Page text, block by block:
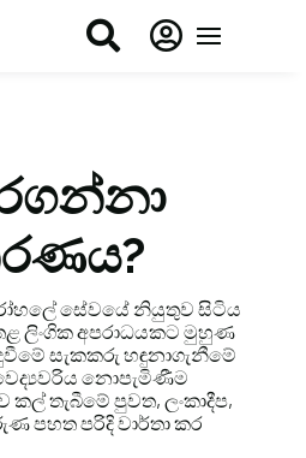
 
සේවයේ නියුතුව සිටිය
ලිංගික අපරාධයකට මුහුණ
සැකකරු හඳුනාගැනීමේ
නොපැමිණීම
තැබීමේ පුවත, ලංකාදීප,
පහත පරිදි වාර්තා කර